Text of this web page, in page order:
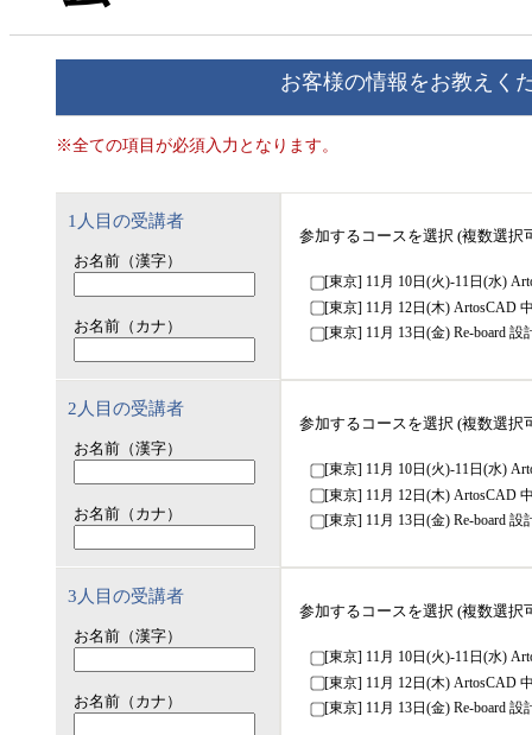
お客様の情報をお教えく
※全ての項目が必須入力となります。
1人目の受講者
お名前（漢字）
お名前（カナ）
参加するコースを選択 (複数選択
[東京] 11月 10日(火)-11日(水)
[東京] 11月 12日(木) ArtosCAD
[東京] 11月 13日(金) Re-board 設
2人目の受講者
お名前（漢字）
お名前（カナ）
参加するコースを選択 (複数選択
[東京] 11月 10日(火)-11日(水)
[東京] 11月 12日(木) ArtosCAD
[東京] 11月 13日(金) Re-board 設
3人目の受講者
お名前（漢字）
お名前（カナ）
参加するコースを選択 (複数選択
[東京] 11月 10日(火)-11日(水)
[東京] 11月 12日(木) ArtosCAD
[東京] 11月 13日(金) Re-board 設